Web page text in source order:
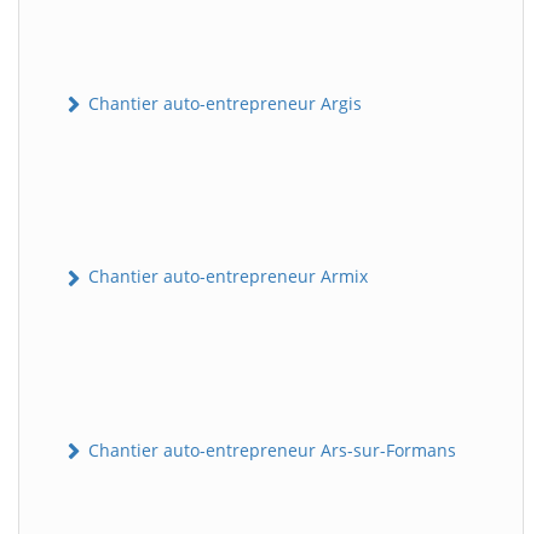
Chantier auto-entrepreneur Argis
Chantier auto-entrepreneur Armix
Chantier auto-entrepreneur Ars-sur-Formans